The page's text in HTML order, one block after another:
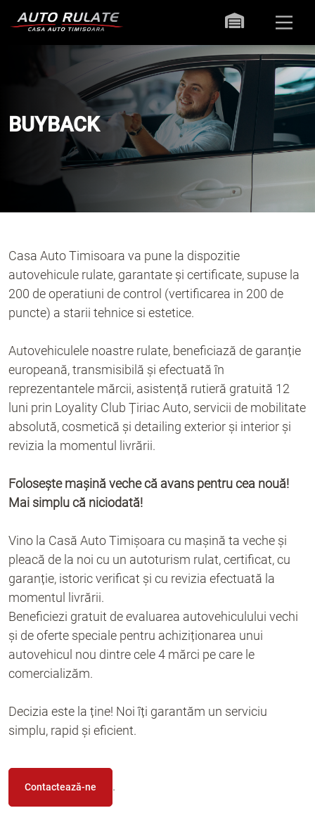
BUYBACK
Casa Auto Timisoara va pune la dispozitie
autovehicule rulate, garantate și certificate, supuse la
200 de operatiuni de control (vertificarea in 200 de
puncte) a starii tehnice si estetice.
Autovehiculele noastre rulate, beneficiază de garanție
europeană, transmisibilă și efectuată în
reprezentantele mărcii, asistență rutieră gratuită 12
luni prin Loyality Club Țiriac Auto, servicii de mobilitate
absolută, cosmetică și detailing exterior și interior și
revizia la momentul livrării.
Folosește mașină veche că avans pentru cea nouă!
Mai simplu că niciodată!
Vino la Casă Auto Timișoara cu mașină ta veche și
pleacă de la noi cu un autoturism rulat, certificat, cu
garanție, istoric verificat și cu revizia efectuată la
momentul livrării.
Beneficiezi gratuit de evaluarea autovehiculului vechi
și de oferte speciale pentru achiziționarea unui
autovehicul nou dintre cele 4 mărci pe care le
comercializăm.
Decizia este la ține! Noi îți garantăm un serviciu
simplu, rapid și eficient.
Contactează-ne .